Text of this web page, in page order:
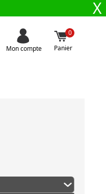
X
Mon compte
0
Panier